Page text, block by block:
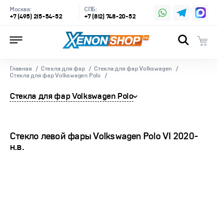
Москва:
+7 (495) 215-54-52
СПБ:
+7 (812) 748-20-52
Главная Стекла для фар
Стекла для фар Volkswagen
Стекла для фар Volkswagen Polo
Стекла для фар Volkswagen Polo
Стекло левой фары Volkswagen Polo VI 2020-
н.в.